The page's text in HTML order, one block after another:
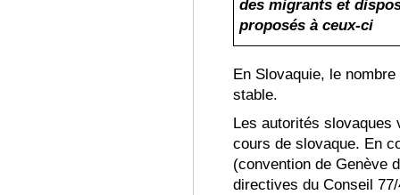
des migrants et
proposésà ceux-ci
En Slovaquie, le
stable.
Les autorités slovaques
cours de slovaque. En
(convention de Genève
directives du Conseil